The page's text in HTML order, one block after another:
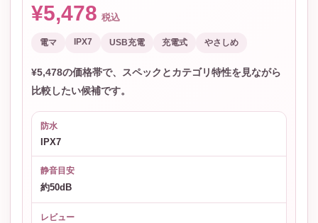
¥5,478 税込
電マ IPX7 USB充電 充電式 やさしめ
¥5,478の価格帯で、スペックとカテゴリ特性を見ながら
比較したい候補です。
防水
IPX7
静音目安
約50dB
レビュー